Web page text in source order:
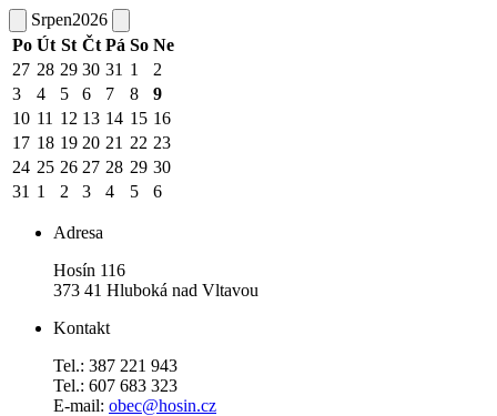
Srpen2026
Po Út St Čt Pá So Ne
27 28 29 30 31 1
2
3
4 5 6 7 8
9
10 11 12 13 14 15 16
17 18 19 20 21 22 23
24 25 26 27 28 29 30
31 1 2 3 4 5 6
Adresa
Hosín 116
373 41 Hluboká nad Vltavou
Kontakt
Tel.: 387 221 943
Tel.: 607 683 323
E-mail: obec@hosin.cz